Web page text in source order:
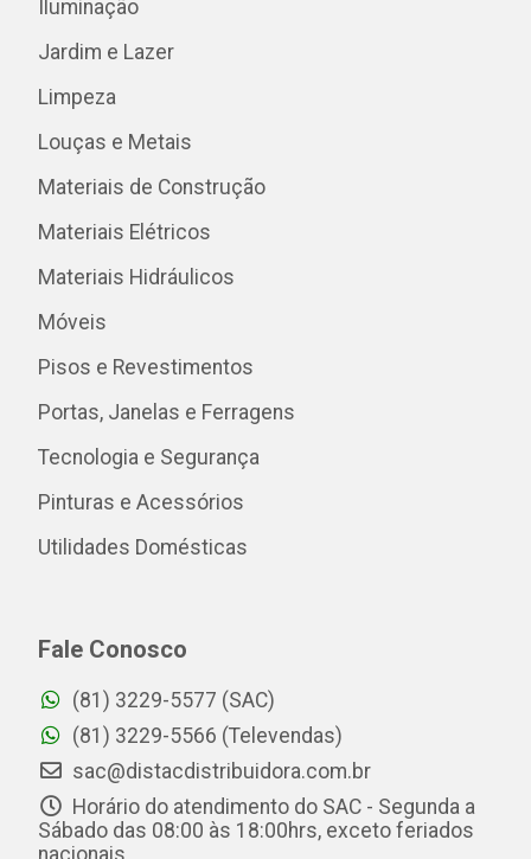
Iluminação
Jardim e Lazer
Limpeza
Louças e Metais
Materiais de Construção
Materiais Elétricos
Materiais Hidráulicos
Móveis
Pisos e Revestimentos
Portas, Janelas e Ferragens
Tecnologia e Segurança
Pinturas e Acessórios
Utilidades Domésticas
Fale Conosco
(81) 3229-5577 (SAC)
(81) 3229-5566 (Televendas)
sac@distacdistribuidora.com.br
Horário do atendimento do SAC - Segunda a
Sábado das 08:00 às 18:00hrs, exceto feriados
nacionais.